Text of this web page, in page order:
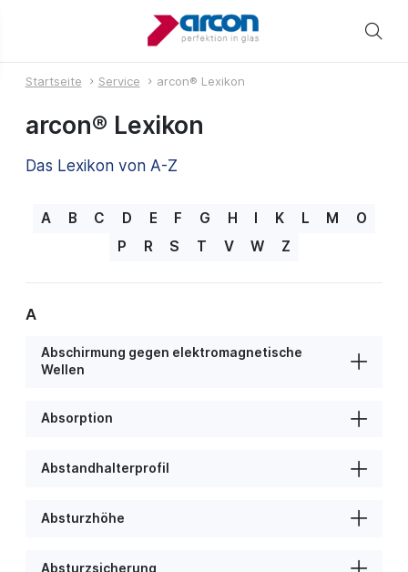
Startseite Service arcon® Lexikon
arcon® Lexikon
Das Lexikon von A-Z
A B C D E F G H I K L M
O
P
R S T V W Z
A
Abschirmung gegen elektromagnetische
Wellen
Absorption
Abstandhalterprofil
Absturzhöhe
Absturzsicherung